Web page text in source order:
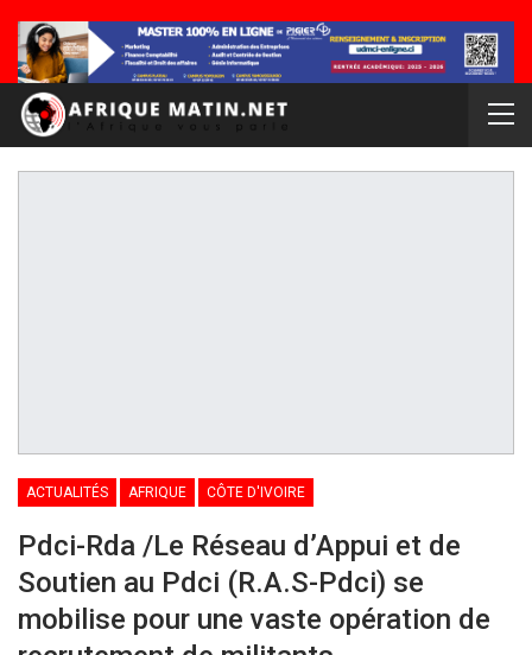
ACTUALITÉS AFRIQUE CÔTE D'IVOIRE
Pdci-Rda /Le Réseau d’Appui et de
Soutien au Pdci (R.A.S-Pdci) se
mobilise pour une vaste opération de